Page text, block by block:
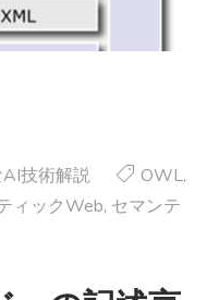
技術解説 OWL,
ィックWeb, セマンテ